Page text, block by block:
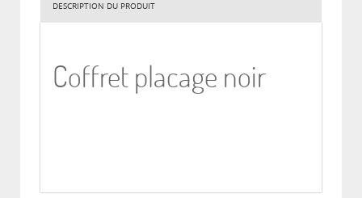
DESCRIPTION DU PRODUIT
Coffret placage noir